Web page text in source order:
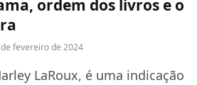
ordem dos livros e o
fevereiro de 2024
LaRoux, é uma indicação